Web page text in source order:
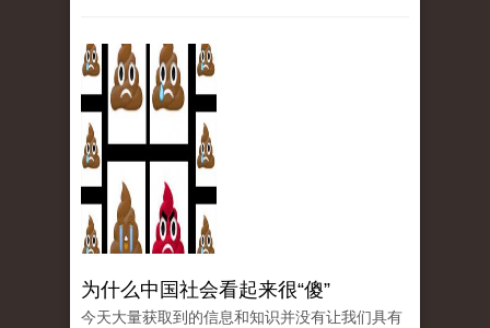
为什么中国社会看起来很“傻”
今天大量获取到的信息和知识并没有让我们具有